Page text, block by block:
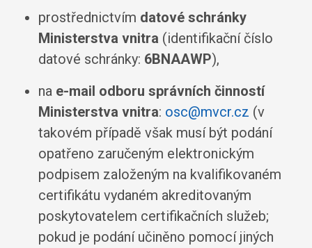
prostřednictvím datové schránky
Ministerstva vnitra (identifikační číslo
datové schránky: 6BNAAWP),
na e-mail odboru správních činností
Ministerstva vnitra: osc@mvcr.cz (v
takovém případě však musí být podání
opatřeno zaručeným elektronickým
podpisem založeným na kvalifikovaném
certifikátu vydaném akreditovaným
poskytovatelem certifikačních služeb;
pokud je podání učiněno pomocí jiných